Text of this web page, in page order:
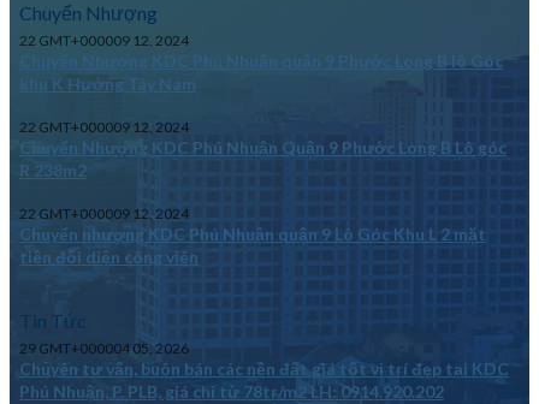
Chuyển Nhượng
22 GMT+000009 12, 2024
Chuyển Nhượng KDC Phú Nhuận quận 9 Phước Long B lô Góc
khu K Hướng Tây Nam
22 GMT+000009 12, 2024
Chuyển Nhượng KDC Phú Nhuận Quận 9 Phước Long B Lô góc
R 238m2
22 GMT+000009 12, 2024
Chuyển nhượng KDC Phú Nhuận quận 9 Lô Góc Khu L 2 mặt
tiền đối diện công viên
Tin Tức
29 GMT+000004 05, 2026
Chuyên tư vấn, buôn bán các nền đất giá tốt vị trí đẹp tại KDC
Phú Nhuận, P. PLB, giá chỉ từ 78tr/m2 LH: 0914.920.202